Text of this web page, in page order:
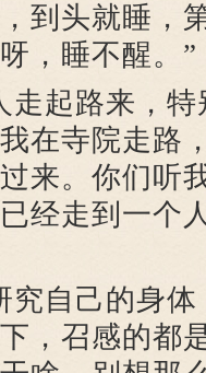
到头就睡，
，睡不醒。”
起路来，特
在寺院走路
来。你们听
经走到一个
自己的身体
，召感的都